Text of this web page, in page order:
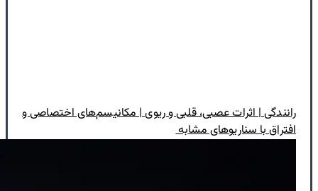
رانندگی | اثرات عصبی، قلبی و ریوی | مکانیسم‌های اختصاصی و
افتراق با سناریوهای مشابه